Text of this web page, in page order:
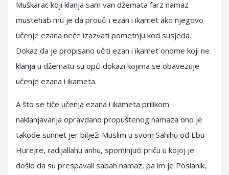
Muškarac koji klanja sam van džemata farz namaz
mustehab mu je da prouči i ezan i ikamet ako njegovo
učenje ezana neće izazvati pometnju kod susjeda.
Dokaz da je propisano učiti ezan i ikamet onome koji ne
klanja u džematu su opći dokazi kojima se obavezuje
učenje ezana i ikameta.
A što se tiče učenja ezana i ikameta prilikom
naklanjavanja opravdano propuštenog namaza ono je
takođe sunnet jer bilježi Muslim u svom Sahihu od Ebu
Hurejre, radijallahu anhu, spominjući priču u kojoj je
došlo da su prespavali sabah namaz, pa im je Poslanik,